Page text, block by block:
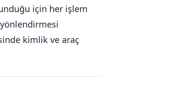
için her işlem
kimlik ve araç